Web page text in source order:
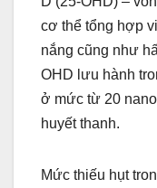
cơ thể tổng hợp
nắng cũng như
OHD lưu hành
ở mức từ 20
huyết thanh.
Mức thiếu hụt